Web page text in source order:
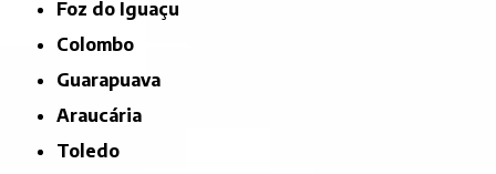
Foz do Iguaçu
Colombo
Guarapuava
Araucária
Toledo